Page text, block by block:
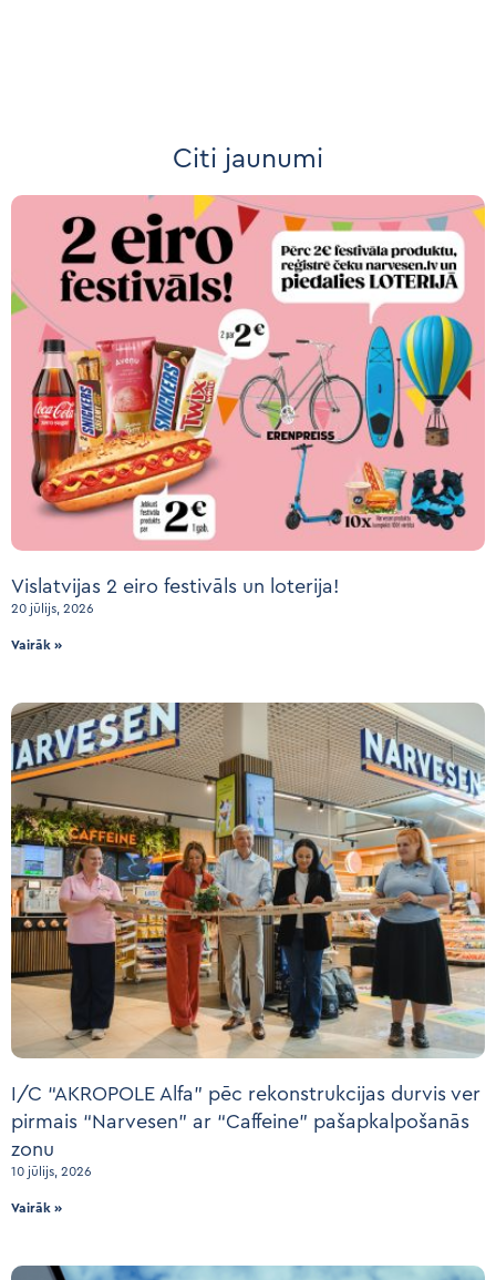
Citi jaunumi
Vislatvijas 2 eiro festivāls un loterija!
20 jūlijs, 2026
Vairāk »
I/C “AKROPOLE Alfa” pēc rekonstrukcijas durvis ver
pirmais “Narvesen” ar “Caffeine” pašapkalpošanās
zonu
10 jūlijs, 2026
Vairāk »